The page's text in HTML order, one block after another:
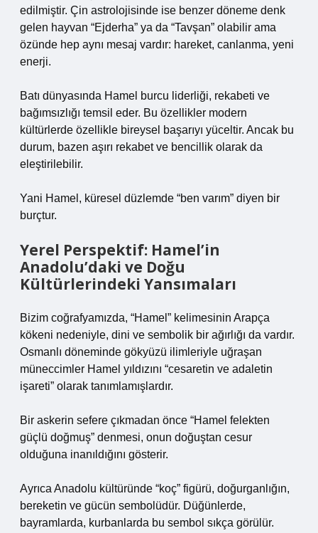
edilmiştir. Çin astrolojisinde ise benzer döneme denk
gelen hayvan “Ejderha” ya da “Tavşan” olabilir ama
özünde hep aynı mesaj vardır: hareket, canlanma, yeni
enerji.
Batı dünyasında Hamel burcu liderliği, rekabeti ve
bağımsızlığı temsil eder. Bu özellikler modern
kültürlerde özellikle bireysel başarıyı yüceltir. Ancak bu
durum, bazen aşırı rekabet ve bencillik olarak da
eleştirilebilir.
Yani Hamel, küresel düzlemde “ben varım” diyen bir
burçtur.
Yerel Perspektif: Hamel’in
Anadolu’daki ve Doğu
Kültürlerindeki Yansımaları
Bizim coğrafyamızda, “Hamel” kelimesinin Arapça
kökeni nedeniyle, dini ve sembolik bir ağırlığı da vardır.
Osmanlı döneminde gökyüzü ilimleriyle uğraşan
müneccimler Hamel yıldızını “cesaretin ve adaletin
işareti” olarak tanımlamışlardır.
Bir askerin sefere çıkmadan önce “Hamel felekten
güçlü doğmuş” denmesi, onun doğuştan cesur
olduğuna inanıldığını gösterir.
Ayrıca Anadolu kültüründe “koç” figürü, doğurganlığın,
bereketin ve gücün sembolüdür. Düğünlerde,
bayramlarda, kurbanlarda bu sembol sıkça görülür.